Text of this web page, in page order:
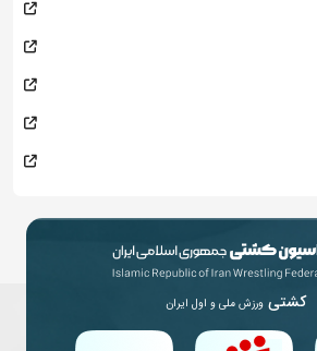
کشتی ورزش ملی و اول ایران